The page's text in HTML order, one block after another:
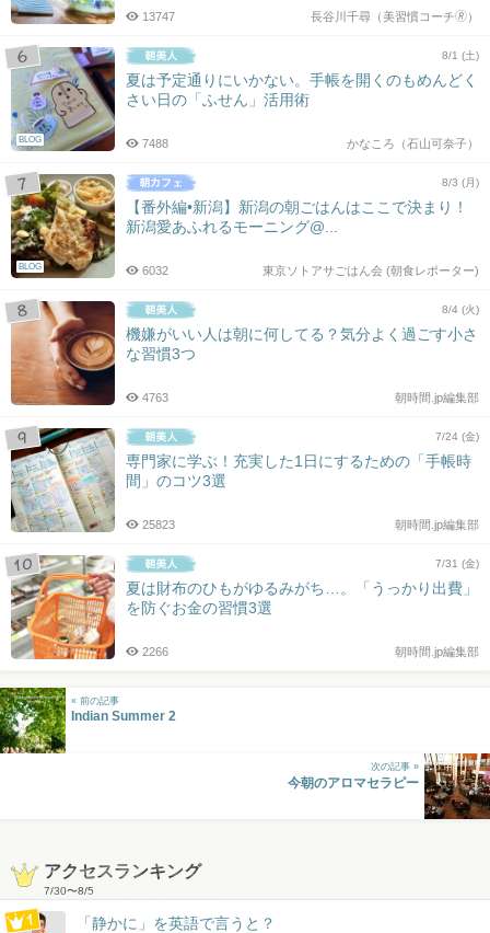
長谷川千尋（美習慣コーチ🄬）
13747
BLOG
8/1 (土)
夏は予定通りにいかない。手帳を開くのもめんどく
さい日の「ふせん」活用術
かなころ（石山可奈子）
7488
BLOG
8/3 (月)
【番外編•新潟】新潟の朝ごはんはここで決まり！
新潟愛あふれるモーニング@...
東京ソトアサごはん会 (朝食レポーター)
6032
8/4 (火)
機嫌がいい人は朝に何してる？気分よく過ごす小さ
な習慣3つ
朝時間.jp編集部
4763
7/24 (金)
専門家に学ぶ！充実した1日にするための「手帳時
間」のコツ3選
朝時間.jp編集部
25823
7/31 (金)
夏は財布のひもがゆるみがち…。「うっかり出費」
を防ぐお金の習慣3選
朝時間.jp編集部
2266
« 前の記事
Indian Summer 2
次の記事 »
今朝のアロマセラピー
アクセスランキング
7/30〜8/5
「静かに」を英語で言うと？